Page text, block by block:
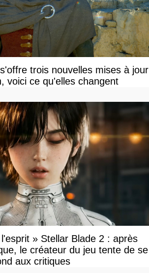
trois nouvelles mises à jour
voici ce qu'elles changent
» Stellar Blade 2 : après
le créateur du jeu tente de se
aux critiques